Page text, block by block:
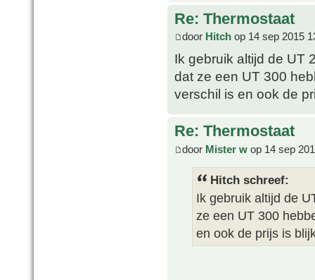
Re: Thermostaat
door Hitch op 14 sep 2015
Ik gebruik altijd de UT
dat ze een UT 300
verschil is en ook de
Re: Thermostaat
door Mister w op 14 sep
Hitch schreef:
Ik gebruik altijd de
ze een UT 300
en ook de prijs is